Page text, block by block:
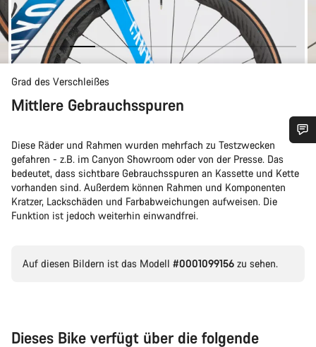
Grad des Verschleißes
Mittlere Gebrauchsspuren
Diese Räder und Rahmen wurden mehrfach zu Testzwecken
gefahren - z.B. im Canyon Showroom oder von der Presse. Das
bedeutet, dass sichtbare Gebrauchsspuren an Kassette und Kette
vorhanden sind. Außerdem können Rahmen und Komponenten
Kratzer, Lackschäden und Farbabweichungen aufweisen. Die
Funktion ist jedoch weiterhin einwandfrei.
Auf diesen Bildern ist das Modell #0001099156 zu sehen.
Dieses Bike verfügt über die folgende
Benötigst du Hilfe?
Unsere Experten stehen dir jetzt im Chat zur Verfügung.
Schließen